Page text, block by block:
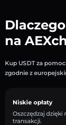
na
Kup USDT za
zgodnie z
Niskie opłaty
Oszczędzaj
transakcji.